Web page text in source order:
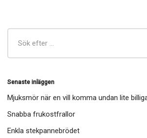
Senaste inläggen
Mjuksmör när en vill komma undan lite
Snabba frukostfrallor
Enkla stekpannebrödet